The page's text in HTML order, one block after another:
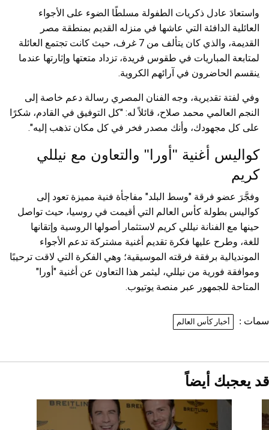
واستعادَ عادل ذكريات الطفولة مسلطًا الضوء على الأجواء
العائلية الدافئة التي عاشها في منزله القديم بمنطقة مصر
القديمة، والذي كان يتألف من 7 غرف، حيث كانت تجتمع العائلة
لمتابعة المباريات في طقوس فريدة، تزداد متعتها وإثارتها عندما
ينقسم الحاضرون في آرائهم الكروية.
وفي لفتة تقديرية، وجه الفنان المصري رسالة دعم خاصة إلى
النجم العالمي محمد صلاح، قائلاً له: "كل التوفيق في القادم، شكرًا
على كل مجهودك، وأنك مصدر فخر في كل مكان تذهب إليه".
كواليس أغنية "أورا" والتعاون مع نيللي
كريم
وفجَّرَ عضو فرقة "وسط البلد" مفاجأة فنية مميزة تعود إلى
كواليس بطولة كأس العالم التي أقيمت في روسيا، حيث تواصل
حينها مع الفنانة نيللي كريم لاستثمار أصولها الروسية وإتقانها
للغة، وطرح عليها فكرة تقديم أغنية مشتركة تدعم الأجواء
المونديالية برفقة فرقته الموسيقية؛ وهي الفكرة التي لاقت ترحيبًا
وموافقة فورية من نيللي، ليثمر هذا التعاون عن أغنية "أورا"
المتاحة للجمهور عبر منصة يوتيوب.
: أخبار كأس العالم
يعجبك أيضاً